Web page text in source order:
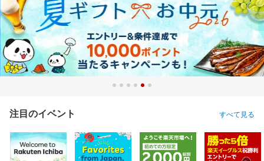
注目のイベント すべて見る